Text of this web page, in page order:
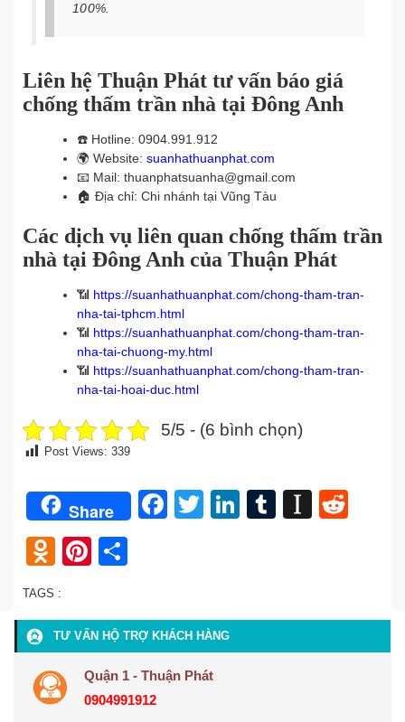
100%.
Liên hệ Thuận Phát tư vấn báo giá
chống thấm trần nhà tại Đông Anh
☎️ Hotline: 0904.991.912
🌍 Website: suanhathuanphat.com
📧 Mail: thuanphatsuanha@gmail.com
🏠 Địa chỉ: Chi nhánh tại Vũng Tàu
Các dịch vụ liên quan chống thấm trần
nhà tại Đông Anh của Thuận Phát
📶 https://suanhathuanphat.com/chong-tham-tran-
nha-tai-tphcm.html
📶 https://suanhathuanphat.com/chong-tham-tran-
nha-tai-chuong-my.html
📶 https://suanhathuanphat.com/chong-tham-tran-
nha-tai-hoai-duc.html
5/5 - (6 bình chọn)
Post Views: 339
Share Facebook
TwitterLinkedIn
Tumblr
Odnoklassniki
Pinterest
TAGS :
TƯ VẤN HỘ TRỢ KHÁCH HÀNG
Quận 1 - Thuận Phát
0904991912